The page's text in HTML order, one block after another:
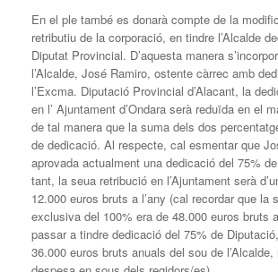
En el ple també es donarà compte de la
retributiu de la corporació, en tindre l’Alcalde
Diputat Provincial. D’aquesta manera
l’Alcalde, José Ramiro, ostente càrrec amb
l’Excma. Diputació Provincial d’Alacant, la
en l’ Ajuntament d’Ondara serà reduïda en el
de tal manera que la suma dels dos
de dedicació. Al respecte, cal esmentar que
aprovada actualment una dedicació del 75%
tant, la seua retribució en l’Ajuntament serà
12.000 euros bruts a l’any (cal recordar que la
exclusiva del 100% era de 48.000 euros bruts
passar a tindre dedicació del 75% de
36.000 euros bruts anuals del sou de